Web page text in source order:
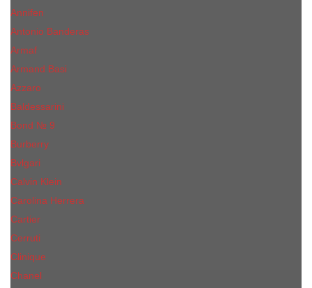
Annifen
Antonio Banderas
Armaf
Armand Basi
Azzaro
Baldessarini
Bond № 9
Burberry
Bvlgari
Calvin Klein
Carolina Herrera
Cartier
Cerruti
Сliniquе
Chanel